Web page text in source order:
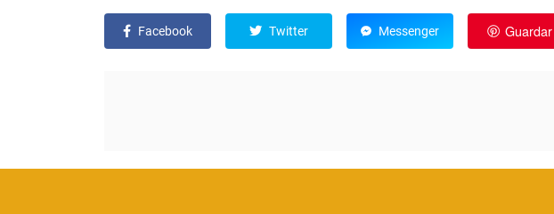
Facebook Twitter Messenger Guardar